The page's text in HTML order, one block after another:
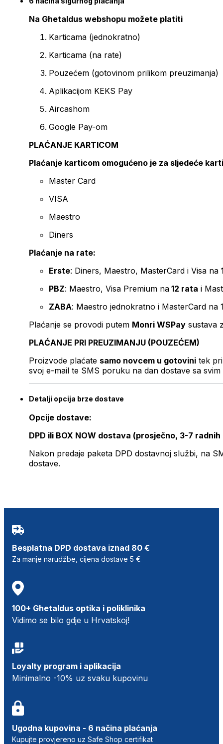
Na Ghetaldus webshopu možete platiti
Karticama (jednokratno)
Karticama (na rate)
Pouzećem (gotovinom prilikom preuzimanja)
Aplikacijom KEKS Pay
Aircashom
Google Pay-om
PLAĆANJE KARTICOM
Plaćanje karticom omogućeno je za sljedeće
Master Card
VISA
Maestro
Diners
Plaćanje na rate:
Erste: Diners, Maestro, MasterCard i Visa na
PBZ: Maestro, Visa Premium na 12 rata i
ZABA: Maestro jednokratno i MasterCard na
Plaćanje se provodi putem Monri WSPay sustava
PLAĆANJE PRI PREUZIMANJU (POUZEĆEM)
Proizvode plaćate samo novcem u gotovini tek
svoj e-mail te SMS poruku na dan dostave sa svim
Detalji opcija brze dostave
Opcije dostave:
DPD ili BOX NOW dostava (prosječno, 3-7 radnih
Nakon predaje paketa DPD dostavnoj službi, na
dostave.
Besplatna DPD dostava iznad 80 €
Za manje narudžbe, cijena dostave 5 €
100+ Ghetaldus optika i poliklinika
Vidimo se bilo gdje u Hrvatskoj!
Loyalty program i aplikacija
Minimalno -10% uz svaku kupovinu
Ugodna kupovina - 6 načina plaćanja
Kupujte provjereno uz Safe Shop certifikat